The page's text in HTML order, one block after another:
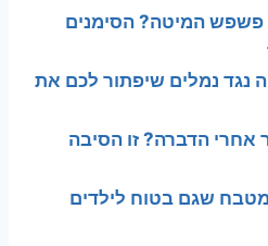
פשפש המיטה? הסימנים
נגד נמלים שיפתור לכם את
הדברה? זו הסיבה
שגם בטוח לילדים